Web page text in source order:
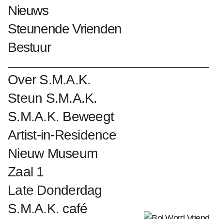
Nieuws
Steunende Vrienden
Bestuur
Over S.M.A.K.
Steun S.M.A.K.
S.M.A.K. Beweegt
Artist-in-Residence
Nieuw Museum
Zaal 1
Late Donderdag
S.M.A.K. café
1998–1999
variabele afmetingen
2004 bruikleen Collectie Vlaamse
Gemeenschap
Collectienummer : 3297
Kunstwerken Anne-Mie Van Kerckhoven